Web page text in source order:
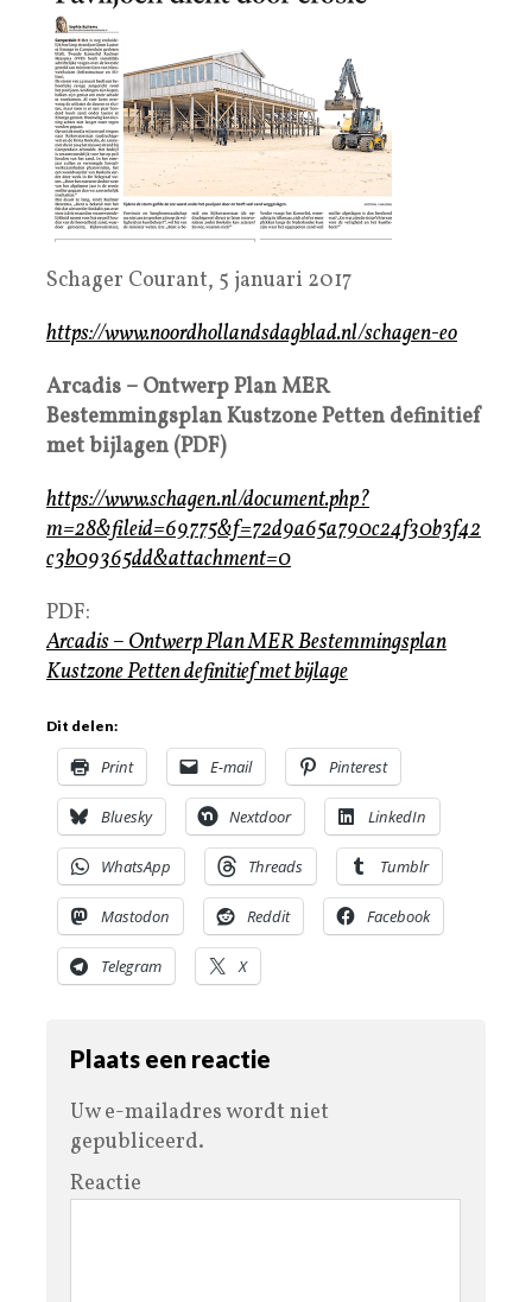
Schager Courant, 5 januari 2017
https://www.noordhollandsdagblad.nl/schagen-eo
Arcadis – Ontwerp Plan MER
Bestemmingsplan Kustzone Petten definitief
met bijlagen (PDF)
https://www.schagen.nl/document.php?
m=28&fileid=69775&f=72d9a65a790c24f30b3f42
c3b09365dd&attachment=0
PDF:
Arcadis – Ontwerp Plan MER Bestemmingsplan
Kustzone Petten definitief met bijlage
Dit delen:
Print E-mail Pinterest
Bluesky Nextdoor LinkedIn
WhatsApp Threads Tumblr
Mastodon Reddit Facebook
Telegram X
Plaats een reactie
Uw e-mailadres wordt niet
gepubliceerd.
Reactie